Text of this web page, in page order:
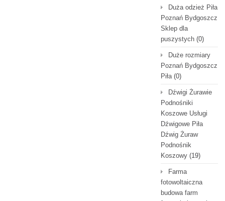
Duża odzież Piła
Poznań Bydgoszcz
Sklep dla
puszystych (0)
Duże rozmiary
Poznań Bydgoszcz
Piła(0)
Dźwigi Żurawie
Podnośniki
Koszowe Usługi
Dźwigowe Piła
Dźwig Żuraw
Podnośnik
Koszowy (19)
Farma
fotowoltaiczna
budowa farm